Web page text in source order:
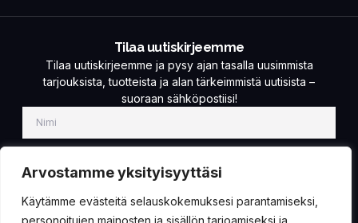
Arvostamme yksityisyyttäsi
Käytämme evästeitä selauskokemuksesi parantamiseksi,
personoitujen mainosten ja sisällön tarjoamiseksi ja
Tilaa uutiskirjeemme
Tilaa uutiskirjeemme ja pysy ajan tasalla uusimmista
tarjouksista, tuotteista ja alan tärkeimmistä uutisista –
suoraan sähköpostiisi!
TILAA!